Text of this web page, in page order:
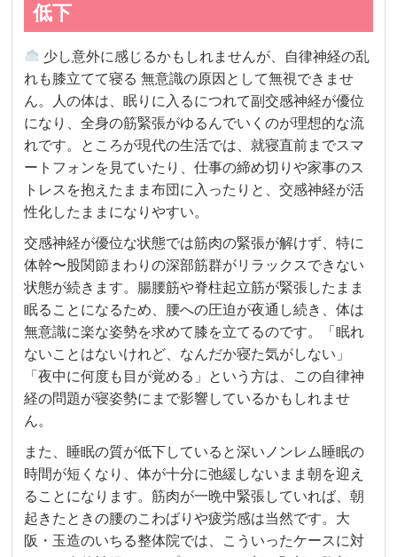
低下
少し意外に感じるかもしれませんが、自律神経の乱
れも膝立てて寝る 無意識の原因として無視できませ
ん。人の体は、眠りに入るにつれて副交感神経が優位
になり、全身の筋緊張がゆるんでいくのが理想的な流
れです。ところが現代の生活では、就寝直前までスマ
ートフォンを見ていたり、仕事の締め切りや家事のス
トレスを抱えたまま布団に入ったりと、交感神経が活
性化したままになりやすい。
交感神経が優位な状態では筋肉の緊張が解けず、特に
体幹〜股関節まわりの深部筋群がリラックスできない
状態が続きます。腸腰筋や脊柱起立筋が緊張したまま
眠ることになるため、腰への圧迫が夜通し続き、体は
無意識に楽な姿勢を求めて膝を立てるのです。「眠れ
ないことはないけれど、なんだか寝た気がしない」
「夜中に何度も目が覚める」という方は、この自律神
経の問題が寝姿勢にまで影響しているかもしれませ
ん。
また、睡眠の質が低下していると深いノンレム睡眠の
時間が短くなり、体が十分に弛緩しないまま朝を迎え
ることになります。筋肉が一晩中緊張していれば、朝
起きたときの腰のこわばりや疲労感は当然です。大
阪・玉造のいちる整体院では、こういったケースに対